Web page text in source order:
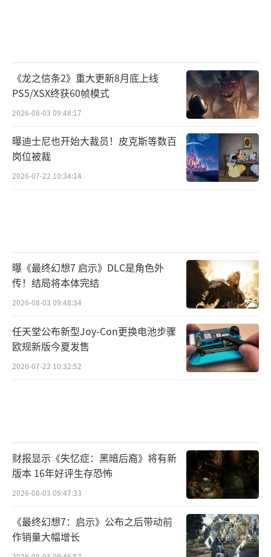
《龙之信条2》重大更新8月底上线
PS5/XSX终获60帧模式
2026-08-03 09:48:17
曝迪士尼也开始大裁员！皮克斯等数百
岗位被裁
2026-07-22 10:34:14
曝《最终幻想7 启示》DLC是角色外
传！结局将本体完结
2026-08-03 09:48:34
任天堂公布新型Joy-Con更换电池步骤
欧规新版今夏发售
2026-07-22 10:32:52
财报显示《失忆症：黑暗后裔》将有新
版本 16年好评生存恐怖
2026-08-03 09:47:33
《最终幻想7：启示》公布之后带动前
作销量大幅增长